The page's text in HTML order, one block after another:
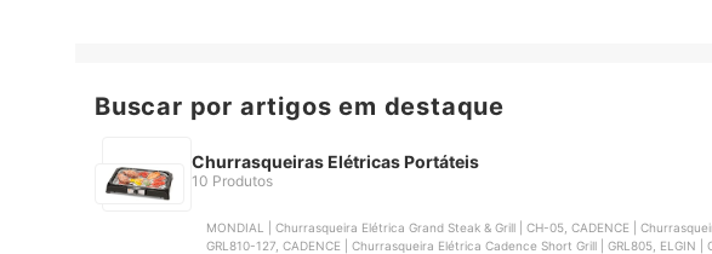
Buscar por artigos em destaque
Churrasqueiras Elétricas Portáteis
10 Produtos
MONDIAL | Churrasqueira Elétrica Grand Steak & Grill | CH-05, CADENCE | Churrasqueira Elétrica Cadence Grill Menu |
‎GRL810-127, CADENCE | Churrasqueira Elétrica Cadence Short Grill | GRL805, ELGIN |